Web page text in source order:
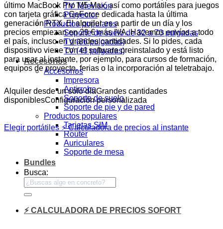
TV Televisión
Proyector
Productos populares
Soporte de suelo de 32 a 70 pulgadas
TV (86 pulgadas)
TV (43 pulgadas)
Accesorios
Accesorios
Impresora
Antirrobo
Soporte de suelo
Soporte de pie y de pared
Productos populares
Tarjetas SIM
Router
Auriculares
Soporte de mesa
Bundles
Busca:
⚡ CALCULADORA DE PRECIOS SOFORT
último MacBook Pro M5 Max, así como portátiles para juegos
con tarjeta gráfica GeForce dedicada hasta la última
generación RTX. El alquiler es a partir de un día y los
precios empiezan en 29 € más IVA. Hacemos envíos a todo
el país, incluso en grandes cantidades. Si lo pides, cada
dispositivo viene con el software preinstalado y está listo
para usar al instante, por ejemplo, para cursos de formación,
equipos de proyecto, ferias o la incorporación al teletrabajo.
Alquiler desde un solo díaGrandes cantidades
disponiblesConfiguración personalizada
Elegir portátiles ⚡ Calculadora de precios al instante